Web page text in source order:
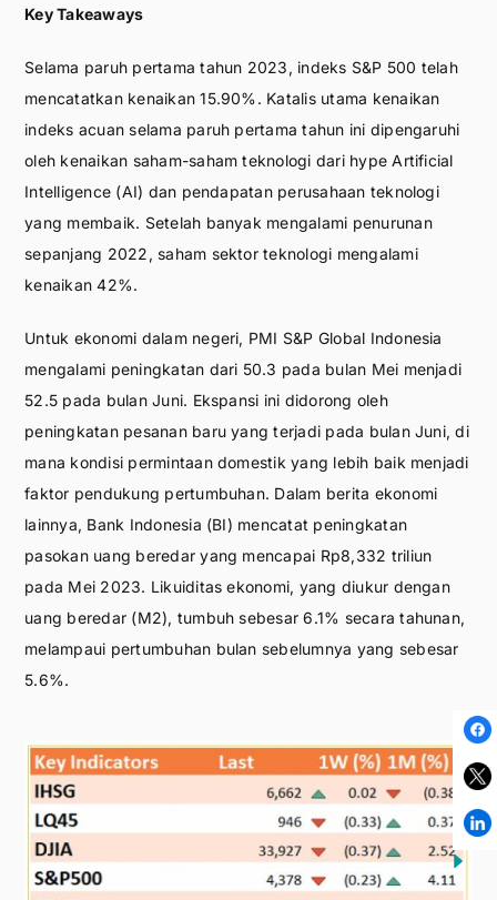
Key Takeaways
Selama paruh pertama tahun 2023, indeks S&P 500 telah
mencatatkan kenaikan 15.90%. Katalis utama kenaikan
indeks acuan selama paruh pertama tahun ini dipengaruhi
oleh kenaikan saham-saham teknologi dari hype Artificial
Intelligence (AI) dan pendapatan perusahaan teknologi
yang membaik. Setelah banyak mengalami penurunan
sepanjang 2022, saham sektor teknologi mengalami
kenaikan 42%.
Untuk ekonomi dalam negeri, PMI S&P Global Indonesia
mengalami peningkatan dari 50.3 pada bulan Mei menjadi
52.5 pada bulan Juni. Ekspansi ini didorong oleh
peningkatan pesanan baru yang terjadi pada bulan Juni, di
mana kondisi permintaan domestik yang lebih baik menjadi
faktor pendukung pertumbuhan. Dalam berita ekonomi
lainnya, Bank Indonesia (BI) mencatat peningkatan
pasokan uang beredar yang mencapai Rp8,332 triliun
pada Mei 2023. Likuiditas ekonomi, yang diukur dengan
uang beredar (M2), tumbuh sebesar 6.1% secara tahunan,
melampaui pertumbuhan bulan sebelumnya yang sebesar
5.6%.